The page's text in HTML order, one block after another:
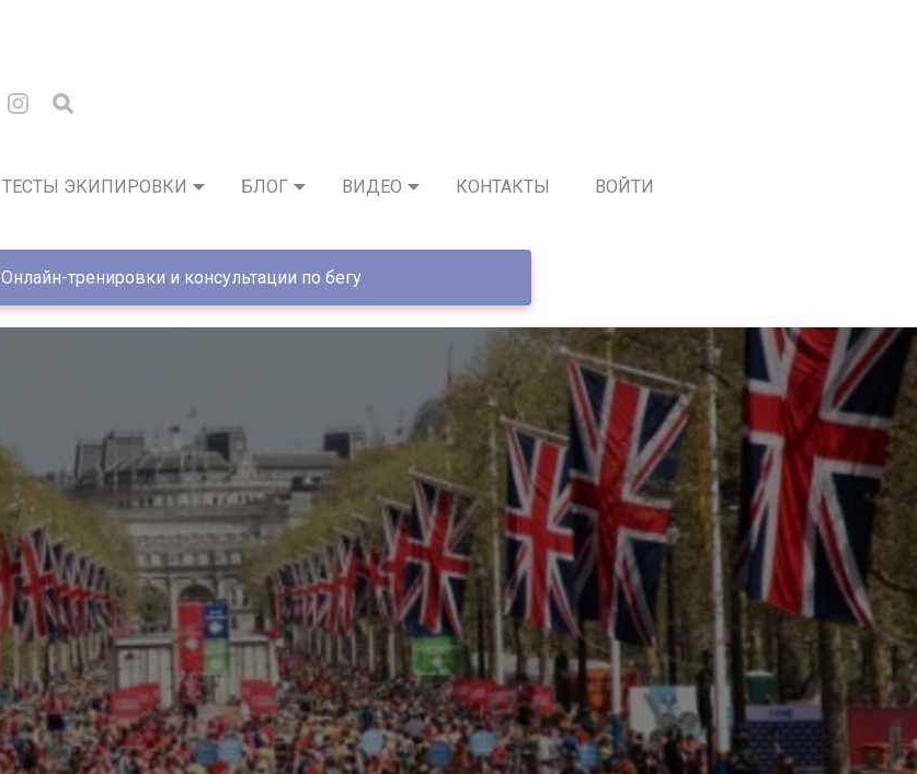
ТЕСТЫ ЭКИПИРОВКИ БЛОГ ВИДЕО КОНТАКТЫ ВОЙТИ
Онлайн-тренировки и консультации по бегу